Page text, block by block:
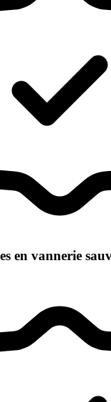
en vannerie